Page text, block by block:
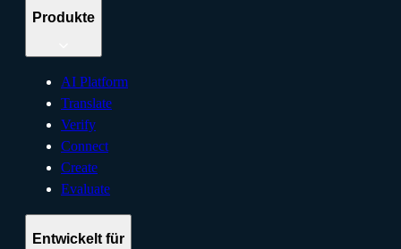
Produkte
AI Platform
Translate
Verify
Connect
Create
Evaluate
Entwickelt für